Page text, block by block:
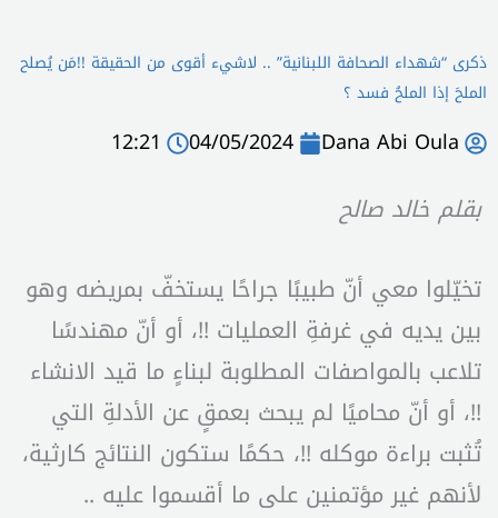
ذكرى “شهداء الصحافة اللبنانية” .. لاشيء أقوى من الحقيقة !!مَن يُصلح
الملحَ إذا الملحُ فسد ؟
Dana Abi Oula
04/05/2024
12:21
بقلم خالد صالح
تخيّلوا معي أنّ طبيبًا جراحًا يستخفّ بمريضه وهو
بين يديه في غرفةِ العمليات !!، أو أنّ مهندسًا
تلاعب بالمواصفات المطلوبة لبناءٍ ما قيد الانشاء
!!، أو أنّ محاميًا لم يبحث بعمقٍ عن الأدلةِ التي
تُثبت براءة موكله !!، حكمًا ستكون النتائج كارثية،
لأنهم غير مؤتمنين على ما أقسموا عليه ..